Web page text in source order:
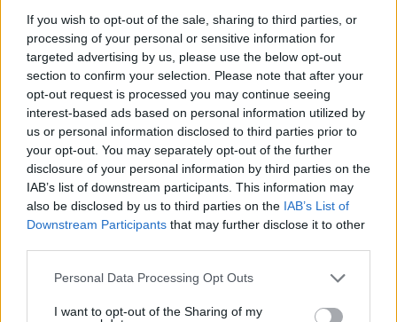
If you wish to opt-out of the sale, sharing to third parties, or
processing of your personal or sensitive information for
targeted advertising by us, please use the below opt-out
section to confirm your selection. Please note that after your
opt-out request is processed you may continue seeing
interest-based ads based on personal information utilized by
us or personal information disclosed to third parties prior to
your opt-out. You may separately opt-out of the further
disclosure of your personal information by third parties on the
IAB’s list of downstream participants. This information may
also be disclosed by us to third parties on the IAB’s List of
Downstream Participants that may further disclose it to other
Personal Data Processing Opt Outs
I want to opt-out of the Sharing of my
Cukrzyca w ciąży BNO
Cukrzyca związana z niedożywieniem Kardiologia
Treści i materiały zawarte w tym serwisie mają charakter
edukacyjno-informacyjny. Wydawca i redakcja serwisu nie ponosi
odpowiedzialności za efekty ich zastosowania. Przed
zastosowaniem porad i wskazówek zawartych w serwisie, należy
bezwzględnie skonsultować się z lekarzem.